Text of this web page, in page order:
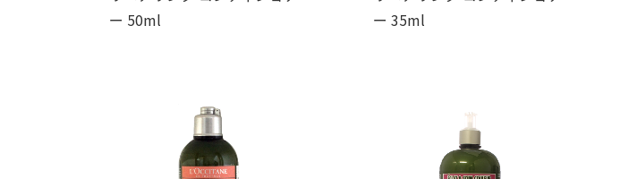
ー 50ml
ー 35ml